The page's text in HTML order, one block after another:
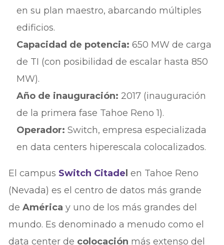
en su plan maestro, abarcando múltiples
edificios.
Capacidad de potencia: 650 MW de carga
de TI (con posibilidad de escalar hasta 850
MW).
Año de inauguración: 2017 (inauguración
de la primera fase Tahoe Reno 1).
Operador: Switch, empresa especializada
en data centers hiperescala colocalizados.
El campus Switch Citade en Tahoe Reno
(Nevada) es el centro de datos más grande
deAmérica y uno de los más grandes del
mundo. Es denominado a menudo como el
data center de colocación más extenso del